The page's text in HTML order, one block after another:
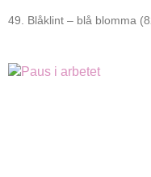
49. Blåklint – blå blomma